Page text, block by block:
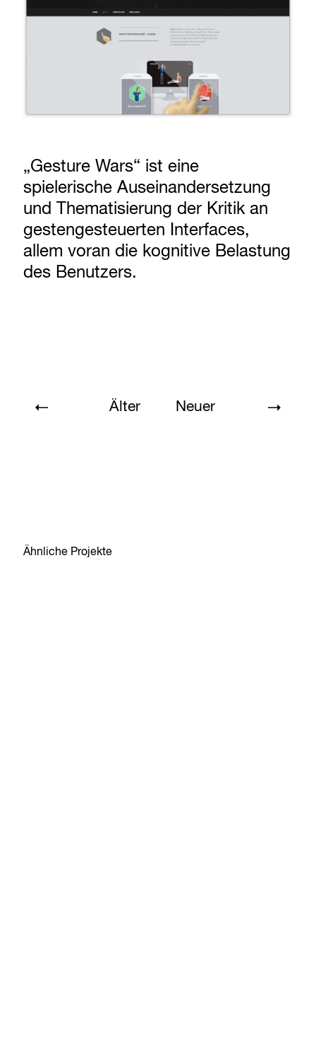
„Gesture Wars“ ist eine
spielerische Auseinandersetzung
und Thematisierung der Kritik an
gestengesteuerten Interfaces,
allem voran die kognitive Belastung
des Benutzers.
Älter Neuer
Ähnliche Projekte